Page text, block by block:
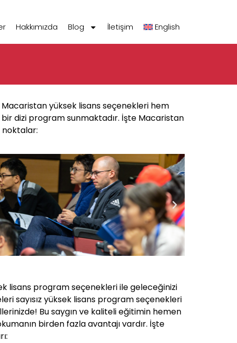
Hakkımızda Blog İletişim English
yüksek lisans seçenekleri hem
dizi program sunmaktadır. İşte Macaristan
noktalar:
lisans program seçenekleri ile geleceğinizi
sayısız yüksek lisans program seçenekleri
Bu saygın ve kaliteli eğitimin hemen
birden fazla avantajı vardır. İşte